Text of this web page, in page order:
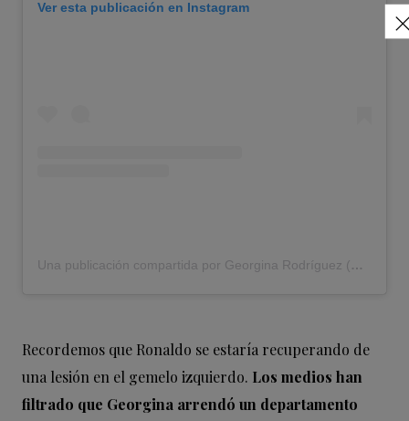
Ver esta publicación en Instagram
Una publicación compartida por Georgina Rodríguez (@georginagio)
Recordemos que Ronaldo se estaría recuperando de
una lesión en el gemelo izquierdo. Los medios han
filtrado que Georgina arrendó un departamento